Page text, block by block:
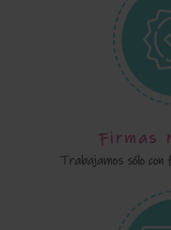
Firmas
Trabajamos sólo